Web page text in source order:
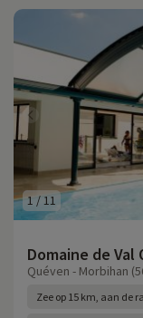
1/11
Domaine de Val
Quéven - Morbihan
Zee op 15 km, aan de